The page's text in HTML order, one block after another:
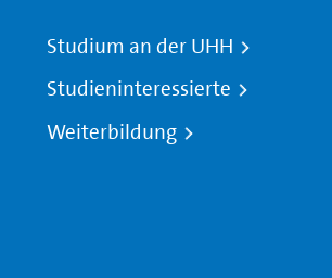
Studium an der UHH
Studieninteressierte
Weiterbildung